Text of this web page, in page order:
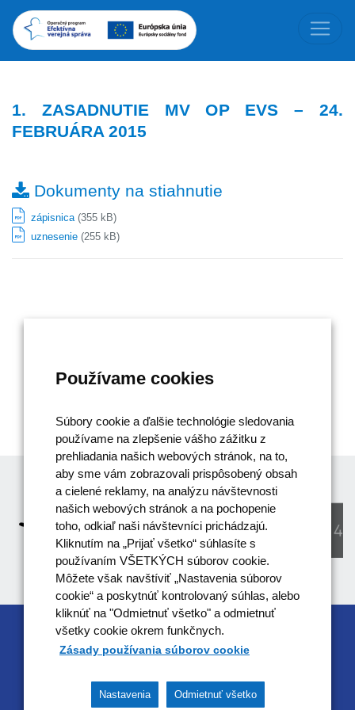
1. ZASADNUTIE MV OP EVS – 24.
FEBRUÁRA 2015
Dokumenty na stiahnutie
zápisnica(355 kB)
uznesenie (255 kB)
RIADIACIM ORGÁNOM OPERAČNÉHO
PROGRAMU EFEKTÍVNA VEREJNÁ SPRÁVA JE
Tento projekt je podporený z Európskeho sociálneho
Používame cookies
Súbory cookie a ďalšie technológie sledovania
používame na zlepšenie vášho zážitku z
prehliadania našich webových stránok, na to,
aby sme vám zobrazovali prispôsobený obsah
a cielené reklamy, na analýzu návštevnosti
našich webových stránok a na pochopenie
toho, odkiaľ naši návštevníci prichádzajú.
Kliknutím na „Prijať všetko“ súhlasíte s
používaním VŠETKÝCH súborov cookie.
Môžete však navštíviť „Nastavenia súborov
cookie“ a poskytnúť kontrolovaný súhlas, alebo
kliknúť na "Odmietnuť všetko" a odmietnuť
všetky cookie okrem funkčnych.
Zásady používania súborov cookie
Nastavenia Odmietnuť všetko